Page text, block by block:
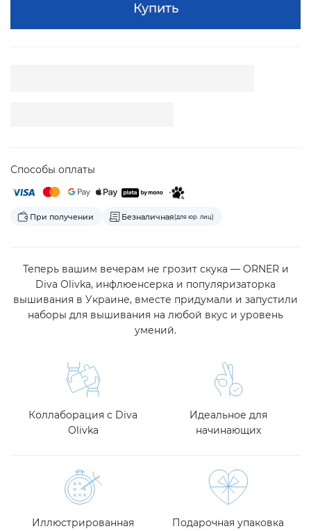
Купить
Способы оплаты
При получении Безналичная(для юр. лиц)
Теперь вашим вечерам не грозит скука — ORNER и
Diva Olivka, инфлюенсерка и популяризаторка
вышивания в Украине, вместе придумали и запустили
наборы для вышивания на любой вкус и уровень
умений.
Коллаборация с Diva
Olivka
Идеальное для
начинающих
Иллюстрированная
Подарочная упаковка